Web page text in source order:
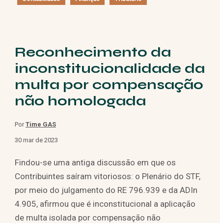
Reconhecimento da
inconstitucionalidade da
multa por compensação
não homologada
PorTime GAS
30 mar de 2023
Findou-se uma antiga discussão em que os
Contribuintes saíram vitoriosos: o Plenário do STF,
por meio do julgamento do RE 796.939 e da ADIn
4.905, afirmou que é inconstitucional a aplicação
de multa isolada por compensação não